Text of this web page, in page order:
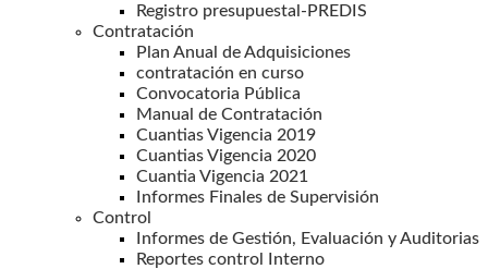
Registro presupuestal-PREDIS
Contratación
Plan Anual de Adquisiciones
contratación en curso
Convocatoria Pública
Manual de Contratación
Cuantias Vigencia 2019
Cuantias Vigencia 2020
Cuantia Vigencia 2021
Informes Finales de Supervisión
Control
Informes de Gestión, Evaluación y Auditorias
Reportes control Interno